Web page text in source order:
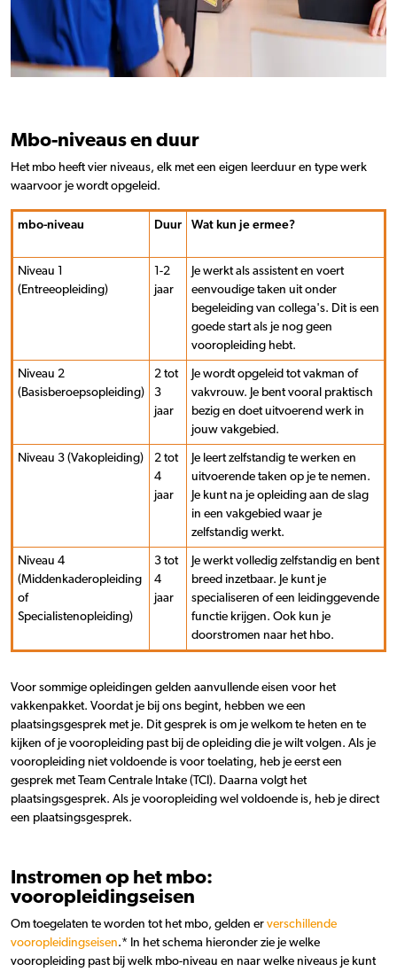
Mbo-niveaus en duur
Het mbo heeft vier niveaus, elk met een eigen leerduur en type werk
waarvoor je wordt opgeleid.
mbo-niveau Duur Wat kun je ermee?
Niveau 1
(Entreeopleiding)
1-2
jaar
Je werkt als assistent en voert
eenvoudige taken uit onder
begeleiding van collega's. Dit is een
goede start als je nog geen
vooropleiding hebt.
Niveau 2
(Basisberoepsopleiding)
2 tot
3
jaar
Je wordt opgeleid tot vakman of
vakvrouw. Je bent vooral praktisch
bezig en doet uitvoerend werk in
jouw vakgebied.
Niveau 3 (Vakopleiding)
2 tot
4
jaar
Je leert zelfstandig te werken en
uitvoerende taken op je te nemen.
Je kunt na je opleiding aan de slag
in een vakgebied waar je
zelfstandig werkt.
Niveau 4
(Middenkaderopleiding
of
Specialistenopleiding)
3 tot
4
jaar
Je werkt volledig zelfstandig en bent
breed inzetbaar. Je kunt je
specialiseren of een leidinggevende
functie krijgen. Ook kun je
doorstromen naar het hbo.
Voor sommige opleidingen gelden aanvullende eisen voor het
vakkenpakket. Voordat je bij ons begint, hebben we een
plaatsingsgesprek met je. Dit gesprek is om je welkom te heten en te
kijken of je vooropleiding past bij de opleiding die je wilt volgen. Als je
vooropleiding niet voldoende is voor toelating, heb je eerst een
gesprek met Team Centrale Intake (TCI). Daarna volgt het
plaatsingsgesprek. Als je vooropleiding wel voldoende is, heb je direct
een plaatsingsgesprek.
Instromen op het mbo:
vooropleidingseisen
Om toegelaten te worden tot het mbo, gelden er verschillende
vooropleidingseisen.* In het schema hieronder zie je welke
vooropleiding past bij welk mbo-niveau en naar welke niveaus je kunt